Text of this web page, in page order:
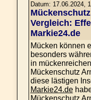
Datum: 17.06.2024,
Vergleich:
Markie24.de
Mücken können
besonders
in
Mückenschutz
diese lästigen
Markie24.de
Mückenschutz